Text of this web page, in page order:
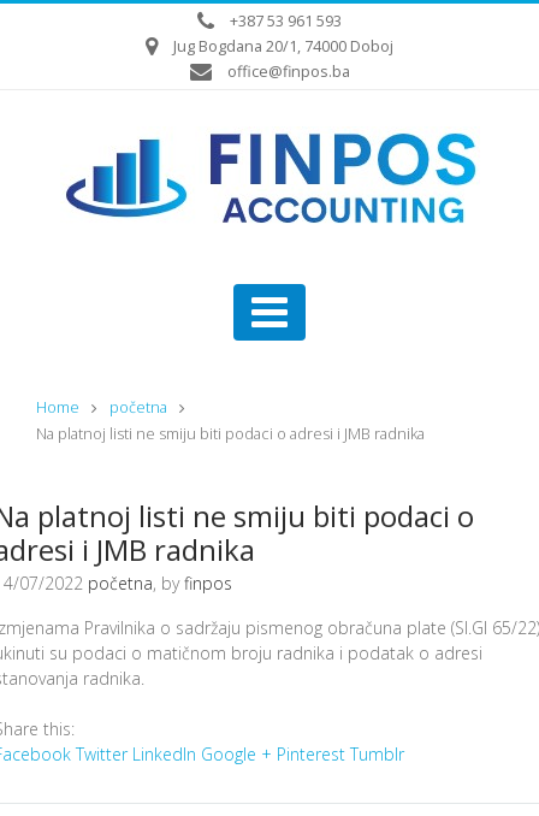
+387 53 961 593
Jug Bogdana 20/1, 74000 Doboj
office@finpos.ba
Home
početna
Na platnoj listi ne smiju biti podaci o adresi i JMB radnika
platnoj listi ne smiju biti podaci o
i JMB radnika
07/2022 početna, byfinpos
Pravilnika o sadržaju pismenog obračuna plate (Sl.Gl 65/22)
su podaci o matičnom broju radnika i podatak o adresi
radnika.
this:
Twitter LinkedIn Google + Pinterest Tumblr